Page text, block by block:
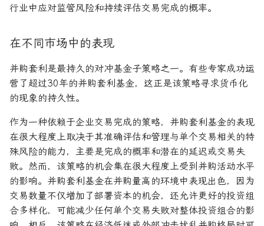
行业中应对监管风险和持续评估交易完成的概率。
在不同市场中的表现
并购套利是最持久的对冲基金子策略之一。有些专家成功运
营了超过30年的并购套利基金，这正是该策略寻求货币化
的现象的持久性。
作为一种依赖于企业交易完成的策略，并购套利基金的表现
在很大程度上取决于其准确评估和管理与单个交易相关的特
殊风险的能力，主要是完成的概率和潜在的延迟或交易失
败。然而，该策略的机会集在很大程度上受到并购活动水平
的影响。并购套利基金在并购量高的环境中表现出色，因为
交易数量不仅增加了部署资本的机会，还允许更好的投资组
合多样化，可能减少任何单个交易失败对整体投资组合的影